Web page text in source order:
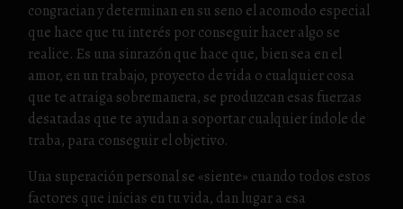
congracian y determinan en su seno el acomodo especial
que hace que tu interés por conseguir hacer algo se
realice. Es una sinrazón que hace que, bien sea en el
amor, en un trabajo, proyecto de vida o cualquier cosa
que te atraiga sobremanera, se produzcan esas fuerzas
desatadas que te ayudan a soportar cualquier índole de
traba, para conseguir el objetivo.
Una superación personal se «siente» cuando todos estos
factores que inicias en tu vida, dan lugar a esa